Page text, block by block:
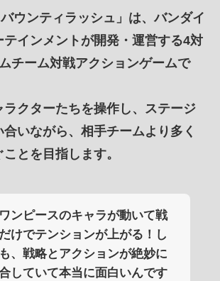
ウンティラッシュ 」は、バンダイ
インメント が開発・運営する4対
チーム対戦アクションゲームで
ラクターたちを操作し、 ステージ
合いながら、 相手チームより多く
ことを 目指します。
ワンピースのキャラが動いて戦
けでテンションが上がる！し
、戦略とアクションが絶妙に
していて本当に面白いんです